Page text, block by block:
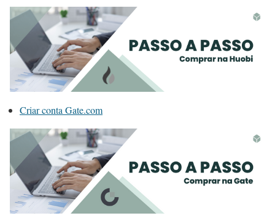
Criar conta Gate.com